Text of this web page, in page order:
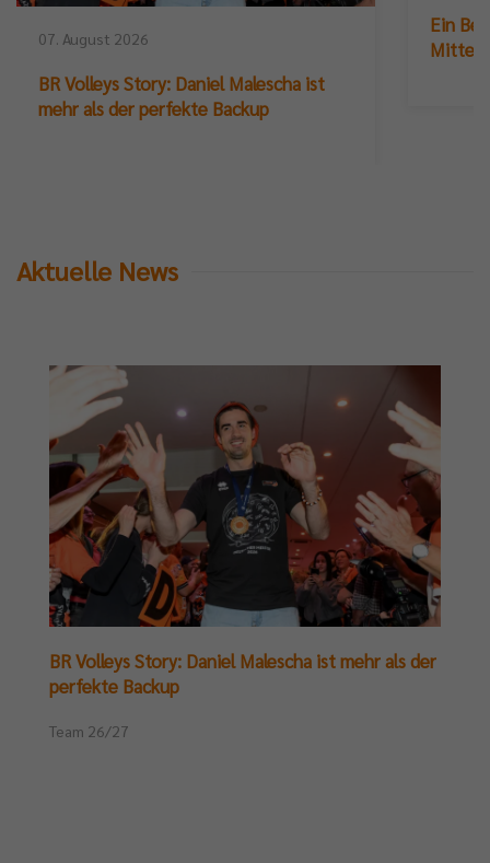
07. August 2026
BR Volleys Story: Daniel Malescha ist
mehr als der perfekte Backup
Ein
Aktuelle News
BR Volleys Story: Daniel Malescha ist mehr als der
perfekte Backup
Team 26/27